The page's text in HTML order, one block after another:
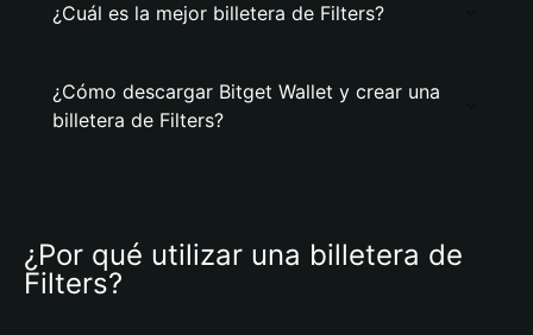
¿Cuál es la mejor billetera de Filters?
¿Cómo descargar Bitget Wallet y crear una
billetera de Filters?
¿Por qué utilizar una billetera de
Filters?